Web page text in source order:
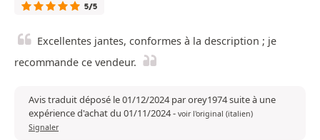
5/5
Excellentes jantes, conformes à la description ; je
recommande ce vendeur.
Avis traduit déposé le 01/12/2024 par orey1974 suite à une
expérience d'achat du 01/11/2024- voir l'original (italien)
Signaler